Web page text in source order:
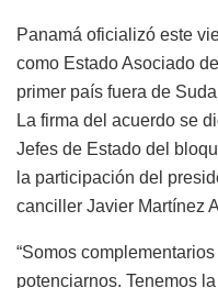
Panamá oficializó este
como Estado Asociado
primer país fuera de
La firma del acuerdo se
Jefes de Estado del
la participación del
canciller Javier Martínez
“Somos
potenciarnos. Tenemos